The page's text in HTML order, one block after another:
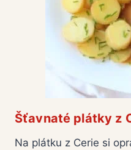
Šťavnaté plátky z
Na plátku z Cerie si